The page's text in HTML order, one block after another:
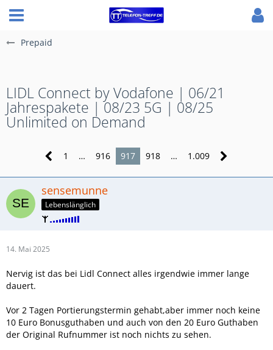
Prepaid
LIDL Connect by Vodafone | 06/21
Jahrespakete | 08/23 5G | 08/25
Unlimited on Demand
1 … 916 917 918 … 1.009
sensemunne
Lebenslänglich
14. Mai 2025
Nervig ist das bei Lidl Connect alles irgendwie immer lange
dauert.
Vor 2 Tagen Portierungstermin gehabt,aber immer noch keine
10 Euro Bonusguthaben und auch von den 20 Euro Guthaben
der Original Rufnummer ist noch nichts zu sehen.